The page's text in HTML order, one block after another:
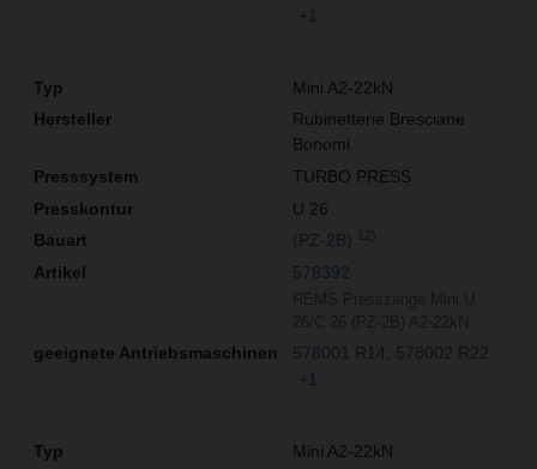
+1
Mini A2-22kN
Rubinetterie Bresciane
Bonomi
TURBO PRESS
U 26
(PZ-2B)
12)
578392
578001 R14
578002 R22
+1
Mini A2-22kN